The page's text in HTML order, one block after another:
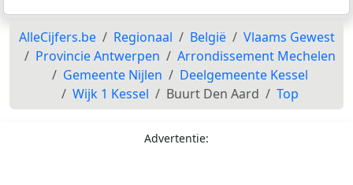
AlleCijfers.be Regionaal België
Vlaams Gewest
Provincie Antwerpen
Arrondissement Mechelen
Gemeente Nijlen
Deelgemeente Kessel
Wijk 1 Kessel
Buurt Den Aard Top
Advertentie: